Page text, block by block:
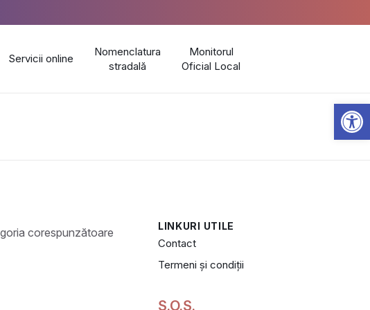
Servicii online
Nomenclatura
stradală
Monitorul
Oficial Local
LINKURI UTILE
Contact
Termeni și condiții
S.O.S.